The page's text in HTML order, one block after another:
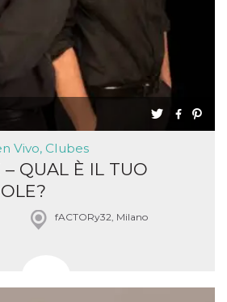
Vivo, Clubes
QUAL È IL TUO
fACTORy32, Milano